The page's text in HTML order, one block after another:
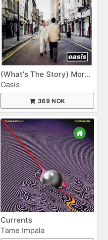
(What's The Story) Morning Glory?
Oasis
369 NOK
Currents
Tame Impala